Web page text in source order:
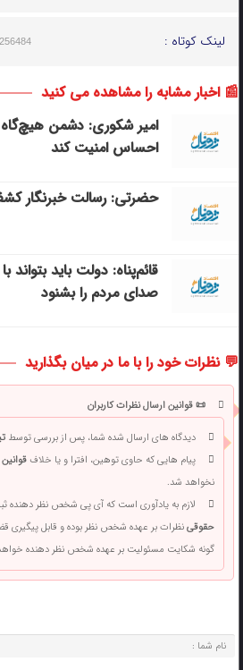
لینک کوتاه :
📰 اخبار مشابه را مشاهده می کنید
امیر شکوری: دشمن هیچ‌گاه
احساس امنیت کند
حضرتی: رسالت خبرنگار
قائم‌پناه: دولت باید بتواند
صدای مردم را بشنود
💬 نظرات خود را با ما در میان بگذارید
📜 قوانین ارسال نظرات کاربران
دیدگاه های ارسال شده شما، پس از بررسی توسط
پیام هایی که حاوی توهین، افترا و یا خلافقوانین
نخواهد شد.
لازم به یادآوری است که آی پی شخص نظر دهنده
حقوقینظرات بر عهده شخص نظر بوده و قابل پیگیری
گونه شکایت مسئولیت بر عهده شخص نظر دهنده خواهد